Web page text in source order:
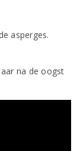
asperges.
na de oogst